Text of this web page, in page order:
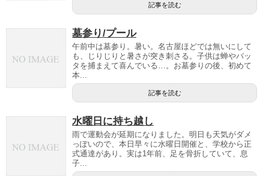
記事を読む
墓参り/プール
午前中は墓参り。暑い。名古屋ほどでは無いにして
も、じりじりと暑さが突き刺さる。子供は蝉やバッ
タを捕まえて喜んでいる…。お墓参りの後、初めて
本...
記事を読む
水曜日に持ち越し
雨で運動会が延期になりました。明日も天気がダメ
っぽいので、本日早々に水曜日開催と、学校から正
式通達があり。実は1年前、足を骨折していて、息
子...